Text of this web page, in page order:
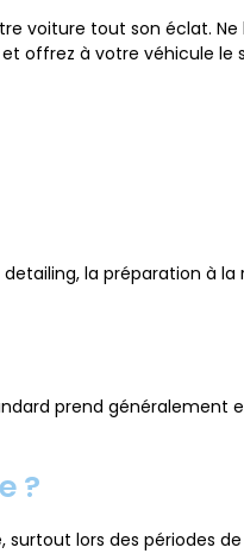
voiture tout son éclat. Ne
offrez à votre véhicule le
la préparation à la
prend généralement
?
lors des périodes